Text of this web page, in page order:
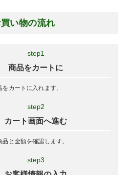
い物の流れ
step1
商品をカートに
カートに入れます。
step2
カート画面へ進む
と金額を確認します。
step3